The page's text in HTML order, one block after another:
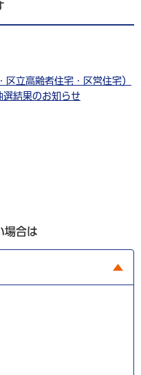
立高齢者住宅・区営住宅）
選結果のお知らせ
場合は